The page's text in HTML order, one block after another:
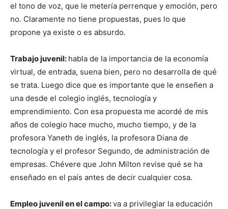
el tono de voz, que le metería perrenque y emoción, pero
no. Claramente no tiene propuestas, pues lo que
propone ya existe o es absurdo.
Trabajo juvenil: habla de la importancia de la economía
virtual, de entrada, suena bien, pero no desarrolla de qué
se trata. Luego dice que es importante que le enseñen a
una desde el colegio inglés, tecnología y
emprendimiento. Con esa propuesta me acordé de mis
años de colegio hace mucho, mucho tiempo, y de la
profesora Yaneth de inglés, la profesora Diana de
tecnología y el profesor Segundo, de administración de
empresas. Chévere que John Milton revise qué se ha
enseñado en el país antes de decir cualquier cosa.
Empleo juvenil en el campo:va a privilegiar la educación